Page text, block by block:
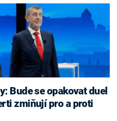
zmiňují pro a proti